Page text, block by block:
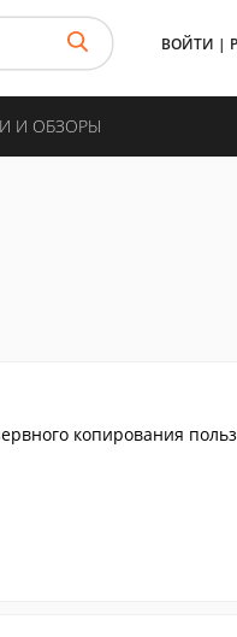
ВОЙТИ |
И ОБЗОРЫ
копирования